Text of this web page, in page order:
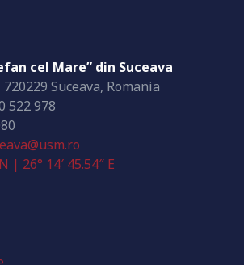
cel Mare” din Suceava
Suceava, Romania
522 978
| 26° 14′ 45.54″ E